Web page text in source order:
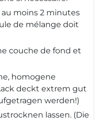
moins 2 minutes
de mélange doit
couche de fond et
homogene
deckt extrem gut
werden!)
lassen. (Die